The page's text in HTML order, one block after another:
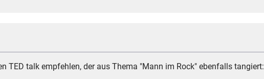
TED talk empfehlen, der aus Thema "Mann im Rock" ebenfalls tangiert: